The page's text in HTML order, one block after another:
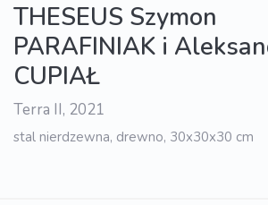
THESEUS Szymon
PARAFINIAK i
CUPIAŁ
Terra II, 2021
stal nierdzewna, drewno, 30x30x30 cm